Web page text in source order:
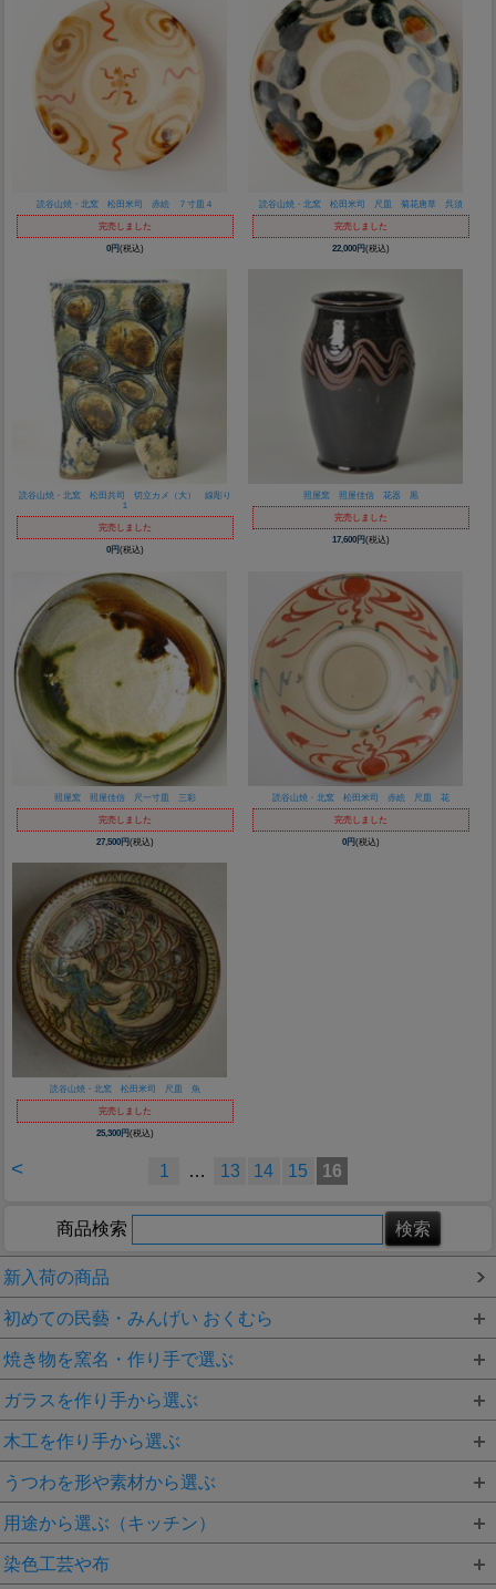
読谷山焼・北窯 松田米司 赤絵 ７寸皿４
完売しました
0円(税込)
読谷山焼・北窯 松田米司 尺皿 菊花唐草 呉須
完売しました
22,000円(税込)
読谷山焼・北窯 松田共司 切立カメ（大） 線彫り
１
完売しました
0円(税込)
照屋窯 照屋佳信 花器 黒
完売しました
17,600円(税込)
照屋窯 照屋佳信 尺一寸皿 三彩
完売しました
27,500円(税込)
読谷山焼・北窯 松田米司 赤絵 尺皿 花
完売しました
0円(税込)
読谷山焼・北窯 松田米司 尺皿 魚
完売しました
25,300円(税込)
< 1 … 13 14 15 16
商品検索
新入荷の商品
初めての民藝・みんげい おくむら
焼き物を窯名・作り手で選ぶ
ガラスを作り手から選ぶ
木工を作り手から選ぶ
うつわを形や素材から選ぶ
用途から選ぶ（キッチン）
染色工芸や布